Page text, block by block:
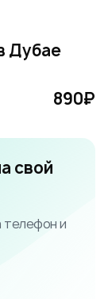
Дубае
890₽
свой
телефон и